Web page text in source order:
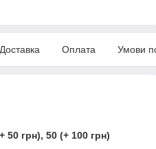
Доставка Оплата Умови
50 грн), 50 (+ 100 грн)